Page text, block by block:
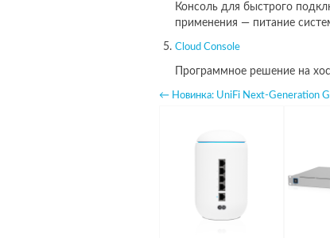
Консоль для быстрого
применения — питание
Cloud Console
Программное решение на
← Новинка: UniFi Next-Generation